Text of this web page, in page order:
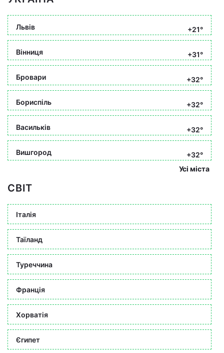
Львів +21°
Вінниця +31°
Бровари +32°
Бориспіль +32°
Васильків +32°
Вишгород
+32°
Усі міста
СВІТ
Італія
Таїланд
Туреччина
Франція
Хорватія
Єгипет